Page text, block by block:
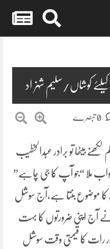
کیلئے کوشاں/سلیم شہزاد
بیٹھا تو برادر عبدالخطیب
ملا “جو آپ کا جی چاہے”
کا موضوع بنتا ہے،آج سوشل
اپنی ضرورتوں کا بہت
رات کا قیمتی وقت سوشل